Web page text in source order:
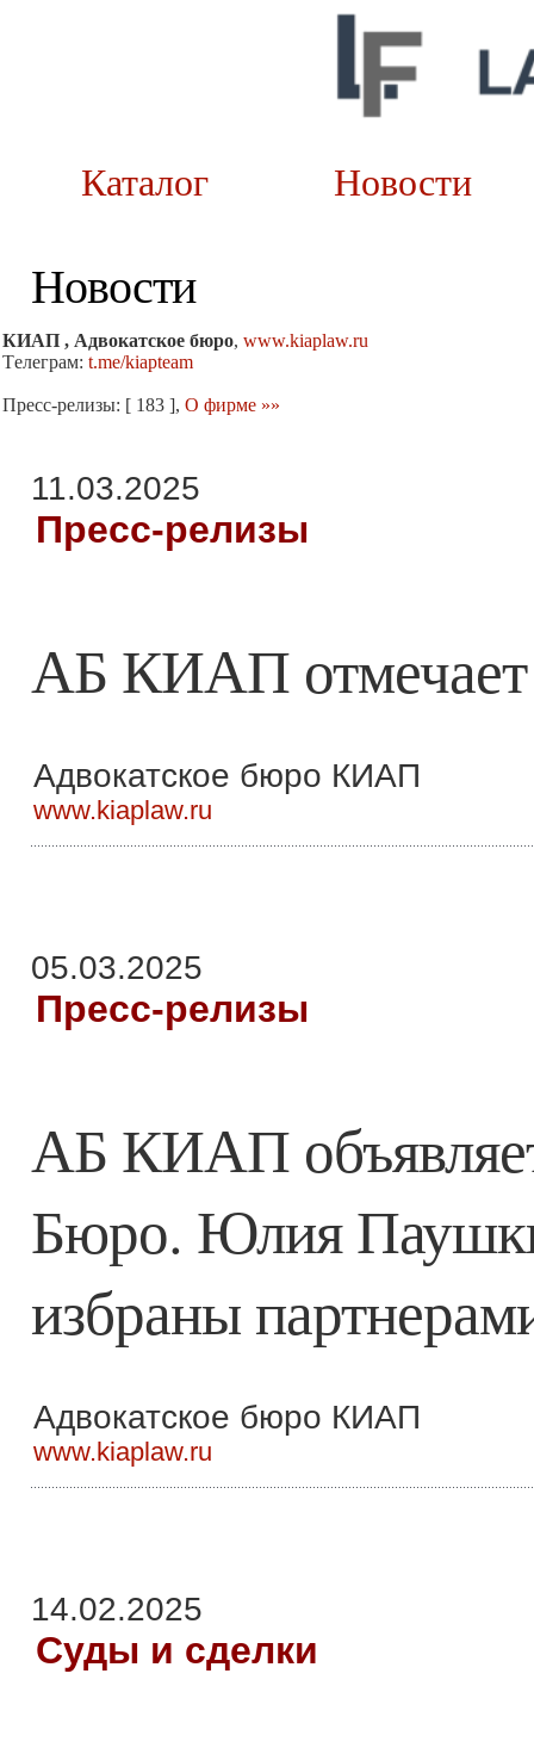
Каталог
Новости
КИАП , Адвокатское бюро, www.kiaplaw.ru
Tелеграм: t.me/kiapteam
Пресс-релизы: [ 183 ], О фирме »»
11.03.2025
Пресс-релизы
АБ КИАП отмечает
Адвокатское бюро КИАП
www.kiaplaw.ru
05.03.2025
Пресс-релизы
АБ КИАП
Бюро. Юлия
избраны
Адвокатское бюро КИАП
www.kiaplaw.ru
14.02.2025
Суды и сделки